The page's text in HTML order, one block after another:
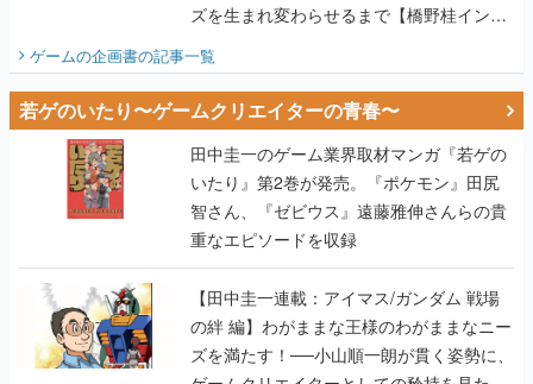
ズを生まれ変わらせるまで【橋野桂インタ
ゲームの企画書の記事一覧
若ゲのいたり〜ゲームクリエイターの青春〜
田中圭一のゲーム業界取材マンガ『若ゲの
いたり』第2巻が発売。『ポケモン』田尻
智さん、『ゼビウス』遠藤雅伸さんらの貴
重なエピソードを収録
【田中圭一連載：アイマス/ガンダム 戦場
の絆 編】わがままな王様のわがままなニー
ズを満たす！──小山順一朗が貫く姿勢に、